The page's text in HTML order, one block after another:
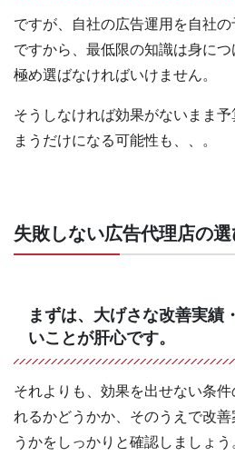
ですが、自社の広告運用を自社
ですから、最低限の知識は身に
極め選ばなければいけません。
そうしなければ効果がないまま
まうだけになる可能性も、、。
失敗しない広告代理店の
まずは、大げさな改善実績
いことが肝心です。
それよりも、効果を出せない条件
れるかどうかか、そのうえで改
うかをしっかりと確認しましょう